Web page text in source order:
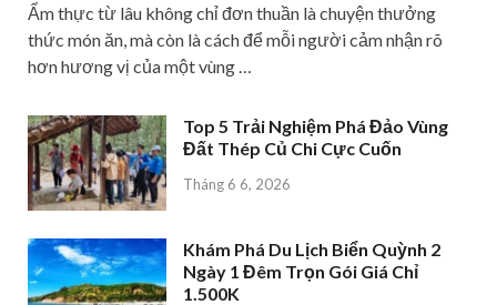
Ẩm thực từ lâu không chỉ đơn thuần là chuyện thưởng
thức món ăn, mà còn là cách để mỗi người cảm nhận rõ
hơn hương vị của một vùng …
Top 5 Trải Nghiệm Phá Đảo Vùng
Đất Thép Củ Chi Cực Cuốn
Tháng 6 6, 2026
Khám Phá Du Lịch Biển Quỳnh 2
Ngày 1 Đêm Trọn Gói Giá Chỉ
1.500K